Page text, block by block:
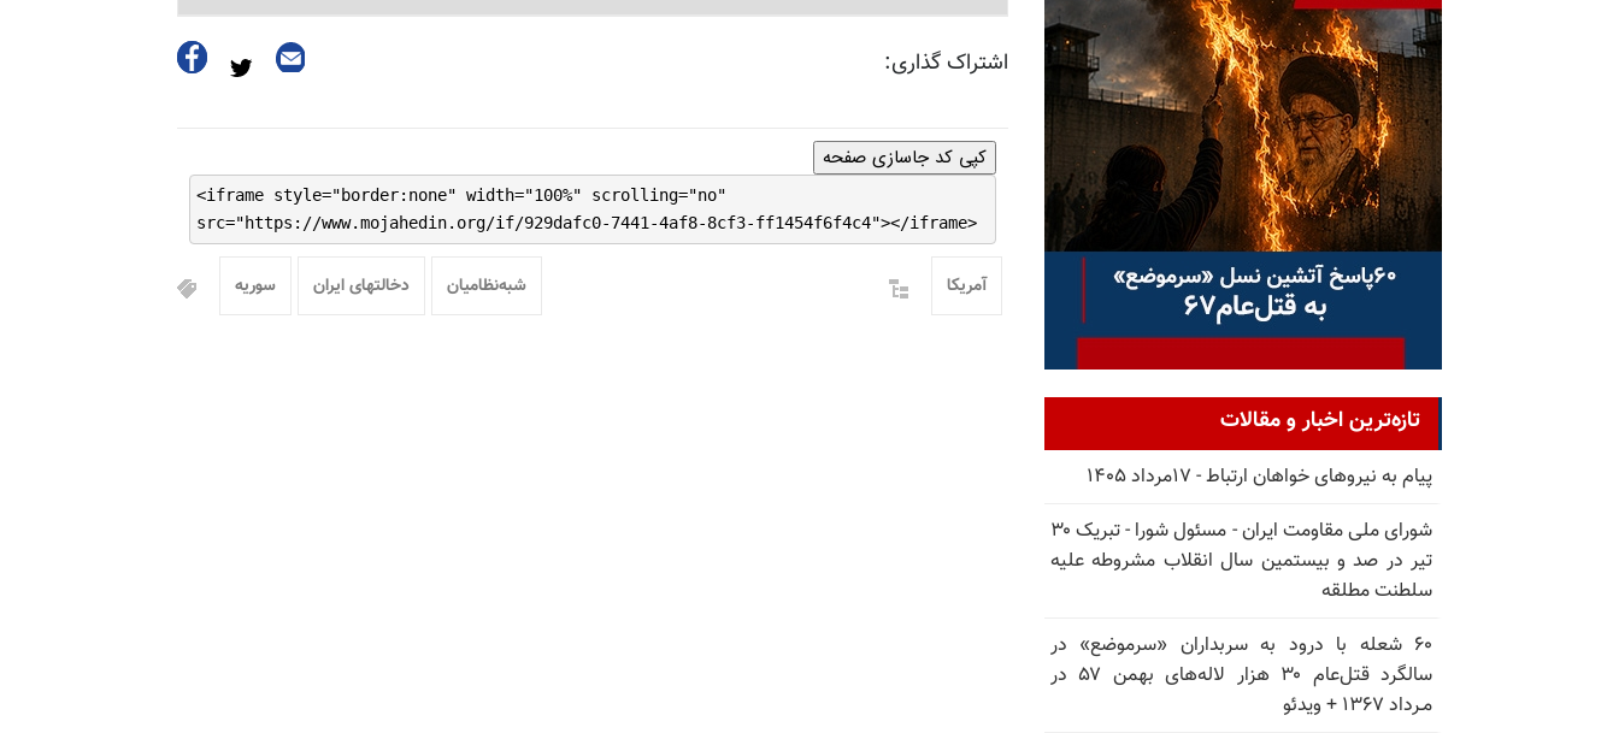
اشتراک گذاری:
کپی کد جاسازی صفحه
<iframe style="border:none" width="100%" scrolling="no"
src="https://www.mojahedin.org/if/929dafc0-7441-4af8-8cf3-ff1454f6f4c4"></iframe>
شبه‌نظامیان دخالتهای ایران سوریه آمریکا
تازه‌ترین اخبار و مقالات
پیام به نیروهای خواهان ارتباط - ۱۷مرداد ۱۴۰۵
شورای ملی مقاومت ایران - مسئول شورا - تبریک ۳۰
تیر در صد و بیستمین سال انقلاب مشروطه علیه
سلطنت مطلقه
۶۰ شعله با درود به سربداران «سرموضع» در
سالگرد قتل‌عام ۳۰ هزار لاله‌های بهمن ۵۷ در
مـرداد ۱۳۶۷ + ویدئو